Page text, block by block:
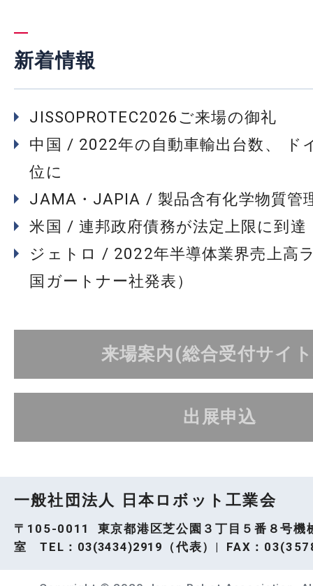
新着情報
JISSOPROTEC2026ご来場の御礼
中国 / 2022年の自動車輸出台数、 ド
位に
JAMA・JAPIA / 製品含有化学物質管
米国 / 連邦政府債務が法定上限に到達
ジェトロ / 2022年半導体業界売上高
国ガートナー社発表）
来場案内(総合受付サイ
出展申込
一般社団法人 日本ロボット工業会
〒105-0011 東京都港区芝公園３丁目５番８号機
室 TEL： 03(3434)2919 （代表）| FAX：